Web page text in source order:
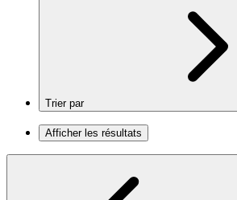
Trier par
Afficher les résultats